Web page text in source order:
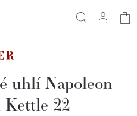
uhlí Napoleon
Kettle 22